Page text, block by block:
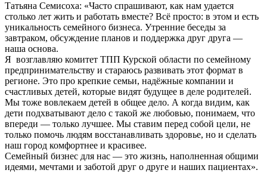
Татьяна Семисоха: «Часто спрашивают, как нам удается
столько лет жить и работать вместе? Всё просто: в этом и есть
уникальность семейного бизнеса. Утренние беседы за
завтраком, обсуждение планов и поддержка друг друга —
наша основа.
Я возглавляю комитет ТПП Курской области по семейному
предпринимательству и стараюсь развивать этот формат в
регионе. Это про крепкие семьи, надёжные компании и
счастливых детей, которые видят будущее в деле родителей.
Мы тоже вовлекаем детей в общее дело. А когда видим, как
дети подхватывают дело с такой же любовью, понимаем, что
впереди — только лучшее. Мы ставим перед собой цели, не
только помочь людям восстанавливать здоровье, но и сделать
наш город комфортнее и красивее.
Семейный бизнес для нас — это жизнь, наполненная общими
идеями, мечтами и заботой друг о друге и наших пациентах».